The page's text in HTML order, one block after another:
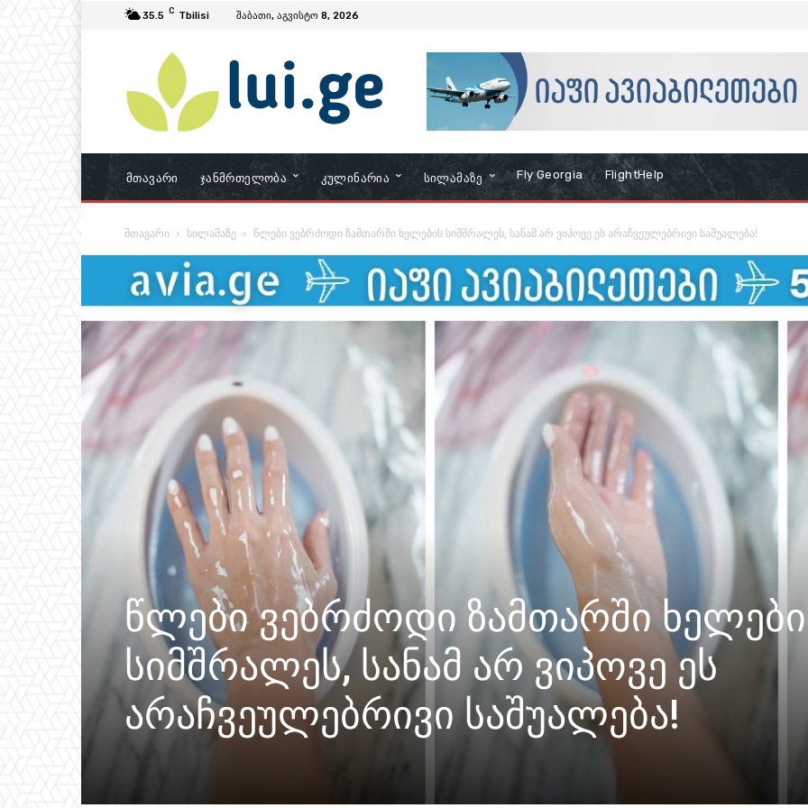
35.5 C Tbilisi შაბათი, აგვისტო 8, 2026
Მთავარი Ჯანმრთელობა Კულინარია Სილამაზე Fly Georgia FlightHelp
მთავარი სილამაზე წლები ვებრძოდი ზამთარში ხელების სიმშრალეს, სანამ არ ვიპოვე ეს არაჩვეულებრივი საშუალება!
წლები ვებრძოდი ზამთარში
სიმშრალეს, სანამ არ ვიპოვე ეს
არაჩვეულებრივი საშუალება!